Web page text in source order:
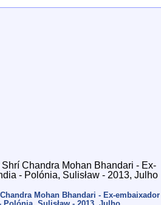
Mohan Bhandari - Ex-embaixador